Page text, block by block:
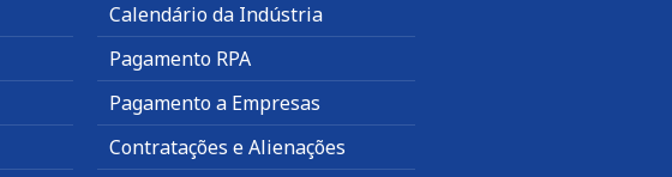
Calendário da Indústria
Pagamento RPA
Pagamento a Empresas
Contratações e Alienações